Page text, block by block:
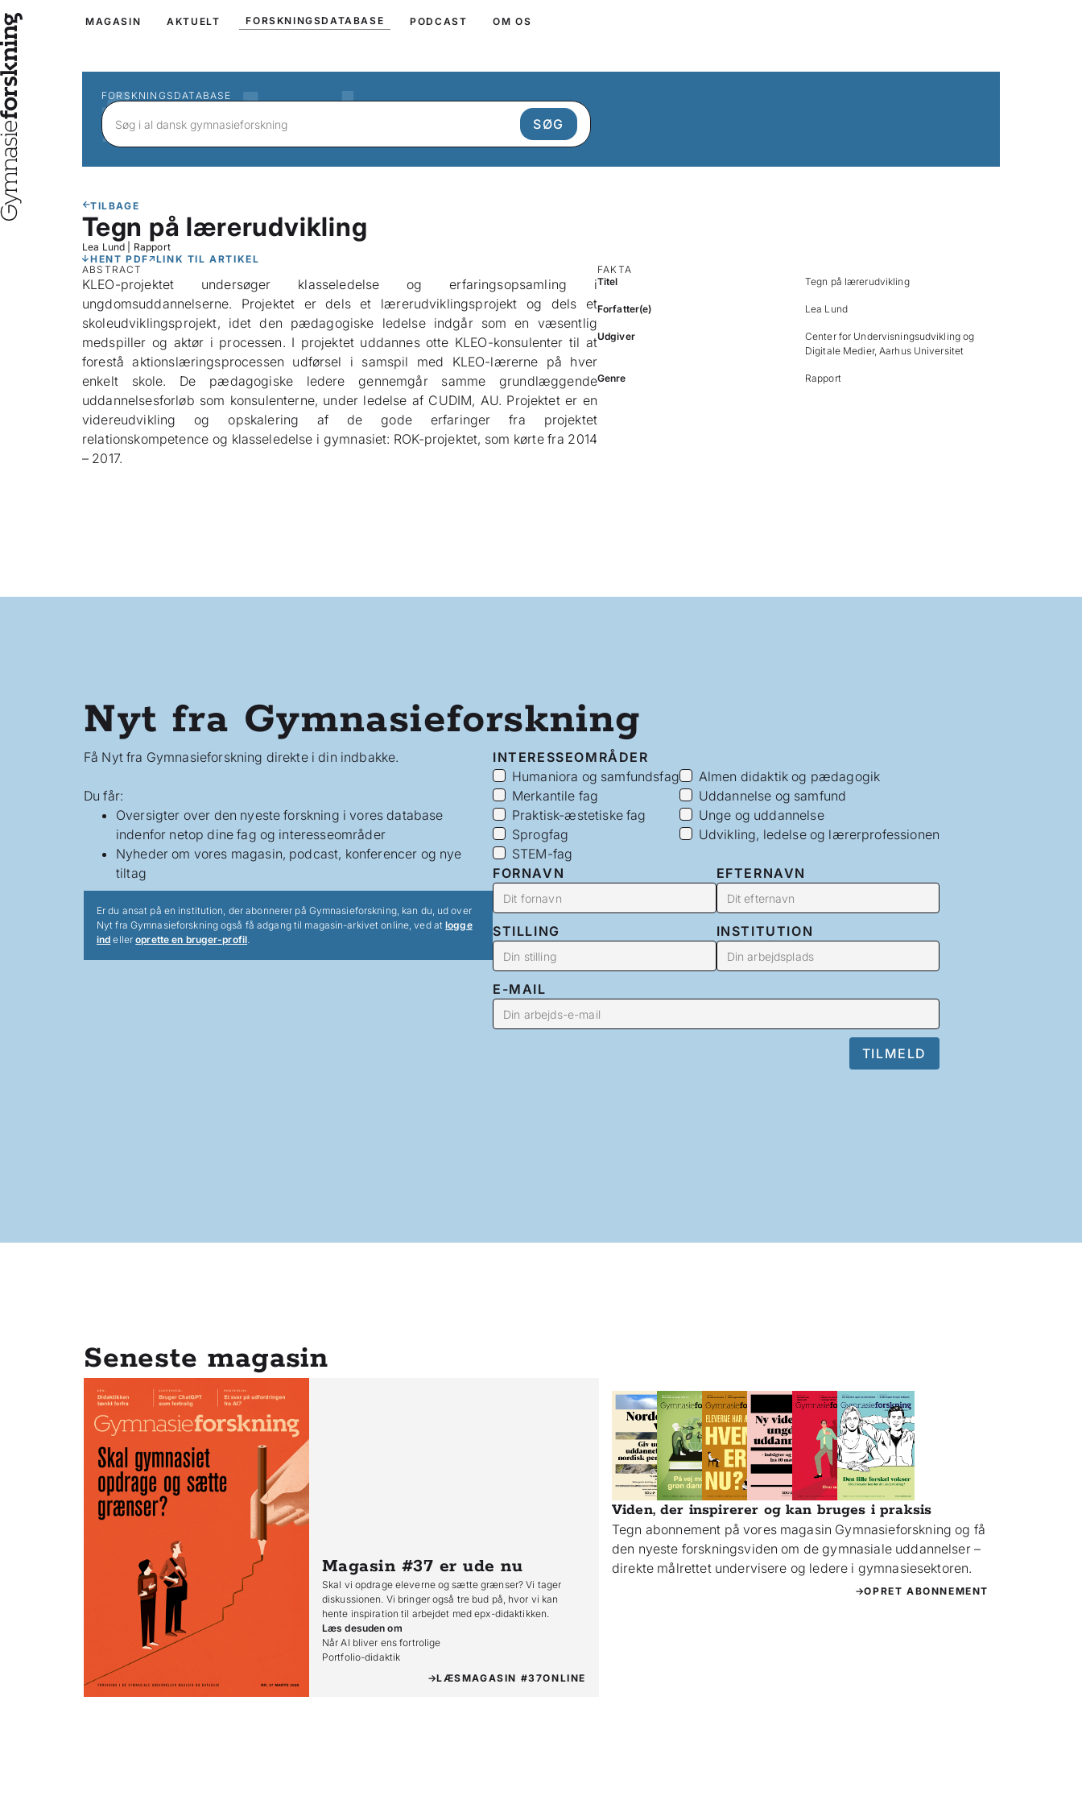
MAGASIN AKTUELT FORSKNINGSDATABASE PODCAST OM OS
FORSKNINGSDATABASE
TILBAGE
Tegn på lærerudvikling
Lea Lund
Rapport
HENT PDF
LINK TIL ARTIKEL
ABSTRACT
KLEO-projektet undersøger klasseledelse og erfaringsopsamling i
ungdomsuddannelserne. Projektet er dels et lærerudviklingsprojekt og dels et
skoleudviklingsprojekt, idet den pædagogiske ledelse indgår som en væsentlig
medspiller og aktør i processen. I projektet uddannes otte KLEO-konsulenter til at
forestå aktionslæringsprocessen udførsel i samspil med KLEO-lærerne på hver
enkelt skole. De pædagogiske ledere gennemgår samme grundlæggende
uddannelsesforløb som konsulenterne, under ledelse af CUDIM, AU. Projektet er en
videreudvikling og opskalering af de gode erfaringer fra projektet
relationskompetence og klasseledelse i gymnasiet: ROK-projektet, som kørte fra 2014
– 2017.
FAKTA
Titel
Tegn på lærerudvikling
Forfatter(e) Lea Lund
Udgiver
Center for Undervisningsudvikling og
Digitale Medier, Aarhus Universitet
Genre Rapport
Nyt fra Gymnasieforskning
Få Nyt fra Gymnasieforskning direkte i din indbakke.
Du får:
Oversigter over den nyeste forskning i vores database
indenfor netop dine fag og interesseområder
Nyheder om vores magasin, podcast, konferencer og nye
tiltag
Er du ansat på en institution, der abonnerer på Gymnasieforskning, kan du, ud over
Nyt fra Gymnasieforskning også få adgang til magasin-arkivet online, ved atlogge
ind elleroprette en bruger-profil.
INTERESSEOMRÅDER
Humaniora og samfundsfag
Merkantile fag
Praktisk-æstetiske fag
Sprogfag
STEM-fag
Almen didaktik og pædagogik
Uddannelse og samfund
Unge og uddannelse
Udvikling, ledelse og lærerprofessionen
FORNAVN EFTERNAVN
STILLING INSTITUTION
E-MAIL
Seneste magasin
Magasin #37 er ude nu
Skal vi opdrage eleverne og sætte grænser? Vi tager
diskussionen. Vi bringer også tre bud på, hvor vi kan
hente inspiration til arbejdet med epx-didaktikken.
Læs desuden om
Når AI bliver ens fortrolige
Portfolio-didaktik
LÆSMAGASIN #37ONLINE
Viden, der inspirerer og kan bruges i praksis
Tegn abonnement på vores magasin Gymnasieforskning og få
den nyeste forskningsviden om de gymnasiale uddannelser –
direkte målrettet undervisere og ledere i gymnasiesektoren.
OPRET ABONNEMENT